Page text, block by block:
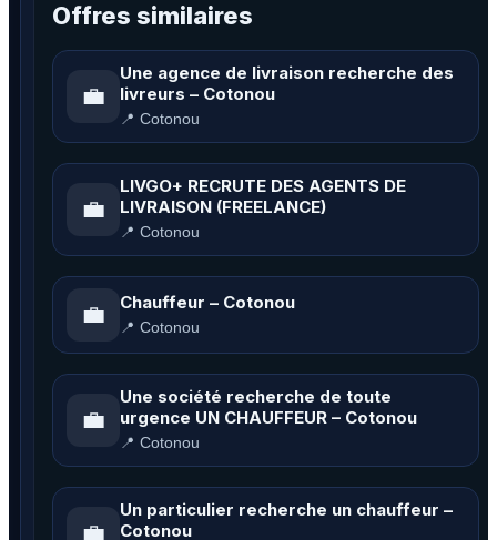
Offres similaires
💼
Une agence de livraison recherche des
livreurs – Cotonou
📍 Cotonou
💼
LIVGO+ RECRUTE DES AGENTS DE
LIVRAISON (FREELANCE)
📍 Cotonou
💼 Chauffeur – Cotonou
📍 Cotonou
💼
Une société recherche de toute
urgence UN CHAUFFEUR – Cotonou
📍 Cotonou
💼
Un particulier recherche un chauffeur –
Cotonou